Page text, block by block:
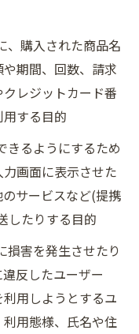
、購入された商品名
期間、回数、請求
レジットカード番
する目的
きるようにするため
画面に表示させた
サービスなど(提携
したりする目的
損害を発生させたり
反したユーザー
用しようとするユ
用態様、氏名や住